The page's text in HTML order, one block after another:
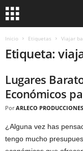
Inicio Etiquetas Viajar
Etiqueta:
Lugares
Económicos
Por ARLECO PRODUCCIONES
¿Alguna vez has
tengo mucho